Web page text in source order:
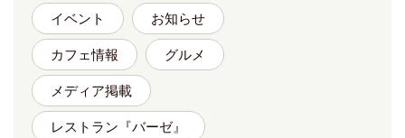
イベント お知らせ
カフェ情報 グルメ
メディア掲載
レストラン『バーゼ』